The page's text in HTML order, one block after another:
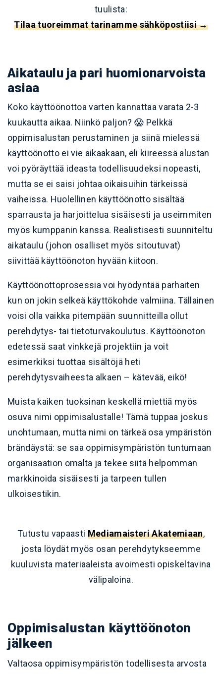
tuulista:
Tilaa tuoreimmat tarinamme sähköpostiisi →
Aikataulu ja pari huomionarvoista
asiaa
Koko käyttöönottoa varten kannattaa varata 2-3
kuukautta aikaa. Niinkö paljon? 😱 Pelkkä
oppimisalustan perustaminen ja siinä mielessä
käyttöönotto ei vie aikaakaan, eli kiireessä alustan
voi pyöräyttää ideasta todellisuudeksi nopeasti,
mutta se ei saisi johtaa oikaisuihin tärkeissä
vaiheissa. Huolellinen käyttöönotto sisältää
sparrausta ja harjoittelua sisäisesti ja useimmiten
myös kumppanin kanssa. Realistisesti suunniteltu
aikataulu (johon osalliset myös sitoutuvat)
siivittää käyttöönoton hyvään kiitoon.
Käyttöönottoprosessia voi hyödyntää parhaiten
kun on jokin selkeä käyttökohde valmiina. Tällainen
voisi olla vaikka pitempään suunnitteilla ollut
perehdytys- tai tietoturvakoulutus. Käyttöönoton
edetessä saat vinkkejä projektiin ja voit
esimerkiksi tuottaa sisältöjä heti
perehdytysvaiheesta alkaen – kätevää, eikö!
Muista kaiken tuoksinan keskellä miettiä myös
osuva nimi oppimisalustalle! Tämä tuppaa joskus
unohtumaan, mutta nimi on tärkeä osa ympäristön
brändäystä: se saa oppimisympäristön tuntumaan
organisaation omalta ja tekee siitä helpomman
markkinoida sisäisesti ja tarpeen tullen
ulkoisestikin.
Tutustu vapaasti Mediamaisteri Akatemiaan,
josta löydät myös osan perehdytykseemme
kuuluvista materiaaleista avoimesti opiskeltavina
välipaloina.
Oppimisalustan käyttöönoton
jälkeen
Valtaosa oppimisympäristön todellisesta arvosta